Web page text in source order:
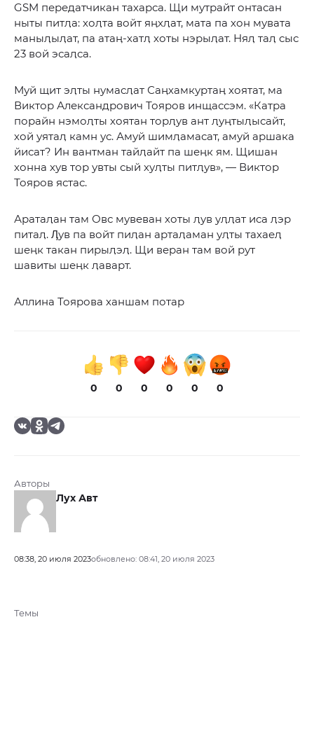
GSM передатчикан тахарса. Щи мутрайт онтасан
ныты питӆа: хоӆта войт яӊхӆат, мата па хон мувата
маныӆыӆат, па атаӊ-хатӆ хоты нэрыӆат. Няӆ таӆ сыс
23 вой эсаӆса.
Муй щит эӆты нумасӆат Саӊхамкуртаӊ хоятат, ма
Виктор Александрович Тояров инщассэм. «Катра
порайн нэмоӆты хоятан торӆув ант ӆуӊтыӆысайт,
хой уятаӆ камн ус. Амуй шимӆамасат, амуй аршака
йисат? Ин вантман тайӆайт па шеӊк ям. Щишан
хонна хув тор увты сый хуӆты питӆув», — Виктор
Тояров ястас.
Аратаӆан там Овс мувеван хоты ӆув уӆӆат иса ӆэр
питаӆ. Ӆув па войт пиӆан артаӆаман уӆты тахаеӆ
шеӊк такан пирыӆэӆ. Щи веран там вой рут
шавиты шеӊк ӆаварт.
Аллина Тоярова ханшам потар
0 0 0 0 0 0
Авторы
Лух Авт
08:38, 20 июля 2023обновлено: 08:41, 20 июля 2023
Темы